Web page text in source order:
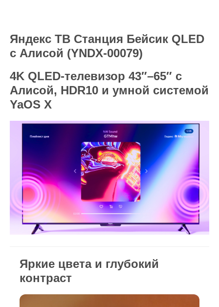
Яндекс ТВ Станция Бейсик QLED
с Алисой (YNDX‑00079)
4K QLED‑телевизор 43″–65″ с
Алисой, HDR10 и умной системой
YaOS X
Яркие цвета и глубокий
контраст